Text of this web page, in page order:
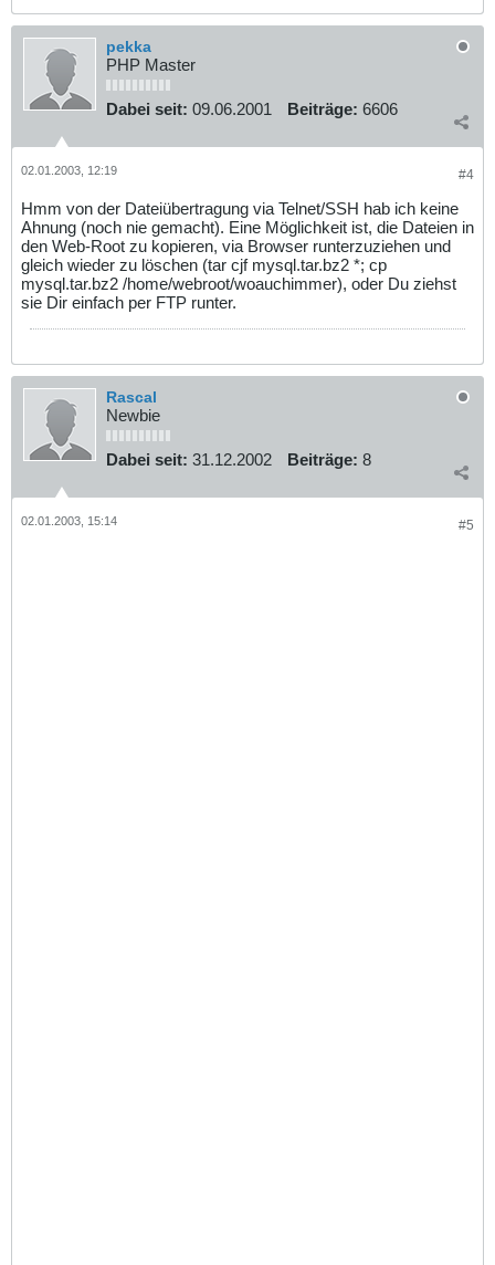
pekka
PHP Master
Dabei seit: 09.06.2001 Beiträge: 6606
#4
02.01.2003, 12:19
Hmm von der Dateiübertragung via Telnet/SSH hab ich keine
Ahnung (noch nie gemacht). Eine Möglichkeit ist, die Dateien in
den Web-Root zu kopieren, via Browser runterzuziehen und
gleich wieder zu löschen (tar cjf mysql.tar.bz2 *; cp
mysql.tar.bz2 /home/webroot/woauchimmer), oder Du ziehst
sie Dir einfach per FTP runter.
Rascal
Newbie
Dabei seit: 31.12.2002 Beiträge: 8
#5
02.01.2003, 15:14